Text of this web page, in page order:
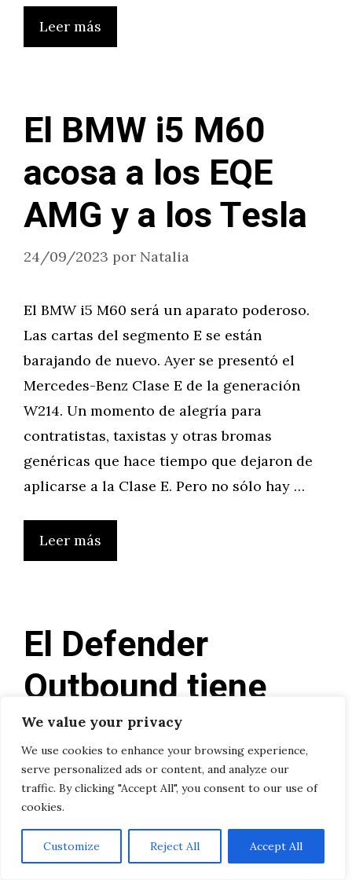
We value your privacy
We use cookies to enhance your browsing experience,
serve personalized ads or content, and analyze our
traffic. By clicking "Accept All", you consent to our use of
cookies.
Customize Reject All Accept All
Leer más
El BMW i5 M60
acosa a los EQE
AMG y a los Tesla
24/09/2023 por Natalia
El BMW i5 M60 será un aparato poderoso.
Las cartas del segmento E se están
barajando de nuevo. Ayer se presentó el
Mercedes-Benz Clase E de la generación
W214. Un momento de alegría para
contratistas, taxistas y otras bromas
genéricas que hace tiempo que dejaron de
aplicarse a la Clase E. Pero no sólo hay …
Leer más
El Defender
Outbound tiene
2.516 litros (¡!) de
maletero
24/09/2023
Sí, el Defender Outbound tiene mucho